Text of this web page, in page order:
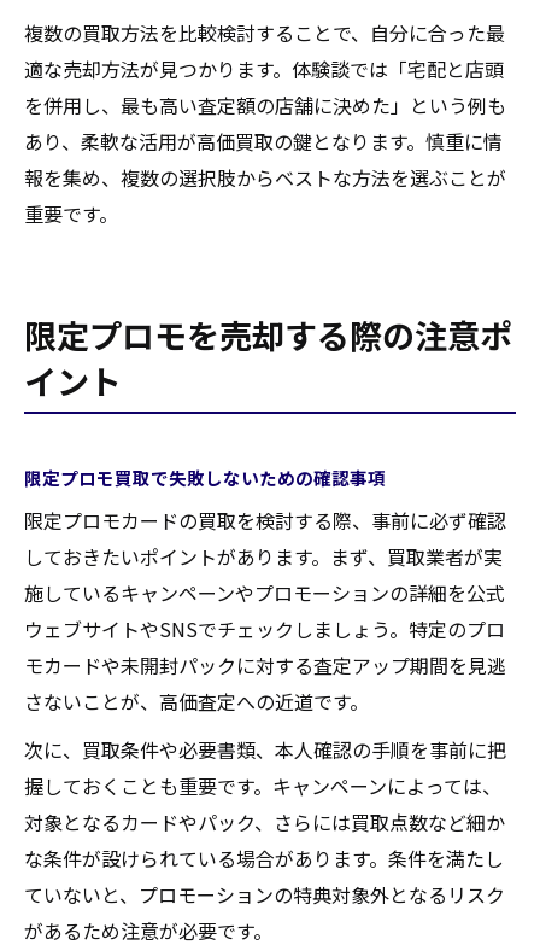
複数の買取方法を比較検討することで、自分に合った最
適な売却方法が見つかります。体験談では「宅配と店頭
を併用し、最も高い査定額の店舗に決めた」という例も
あり、柔軟な活用が高価買取の鍵となります。慎重に情
報を集め、複数の選択肢からベストな方法を選ぶことが
重要です。
限定プロモを売却する際の注意ポ
イント
限定プロモ買取で失敗しないための確認事項
限定プロモカードの買取を検討する際、事前に必ず確認
しておきたいポイントがあります。まず、買取業者が実
施しているキャンペーンやプロモーションの詳細を公式
ウェブサイトやSNSでチェックしましょう。特定のプロ
モカードや未開封パックに対する査定アップ期間を見逃
さないことが、高価査定への近道です。
次に、買取条件や必要書類、本人確認の手順を事前に把
握しておくことも重要です。キャンペーンによっては、
対象となるカードやパック、さらには買取点数など細か
な条件が設けられている場合があります。条件を満たし
ていないと、プロモーションの特典対象外となるリスク
があるため注意が必要です。